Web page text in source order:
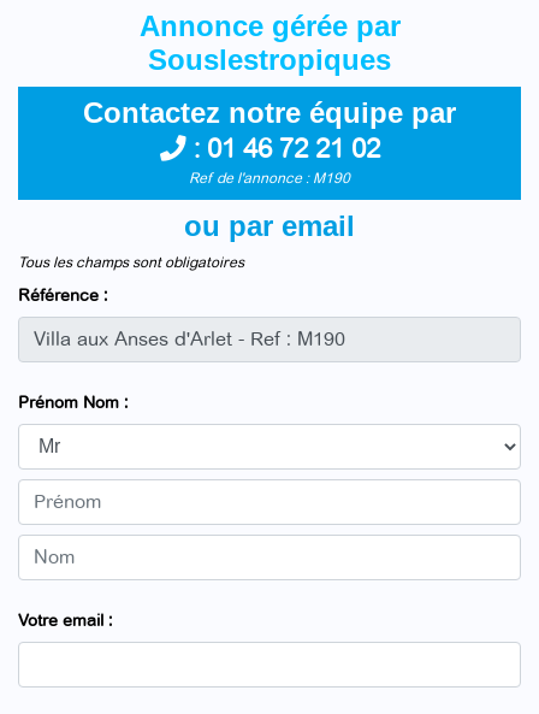
Annonce gérée par
Souslestropiques
Contactez notre équipe par
: 01 46 72 21 02
Ref de l'annonce : M190
ou par email
Tous les champs sont obligatoires
Référence :
Prénom Nom :
Votre email :